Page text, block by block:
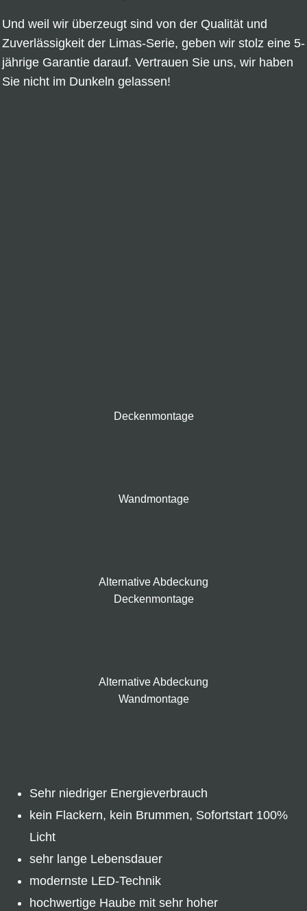
Und weil wir überzeugt sind von der Qualität und
Zuverlässigkeit der Limas-Serie, geben wir stolz eine 5-
jährige Garantie darauf. Vertrauen Sie uns, wir haben
Sie nicht im Dunkeln gelassen!
Deckenmontage
Wandmontage
Alternative Abdeckung
Deckenmontage
Alternative Abdeckung
Wandmontage
Sehr niedriger Energieverbrauch
kein Flackern, kein Brummen, Sofortstart 100%
Licht
sehr lange Lebensdauer
modernste LED-Technik
hochwertige Haube mit sehr hoher